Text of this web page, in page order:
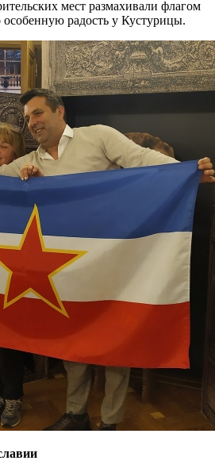
мест размахивали флагом
радость у Кустурицы.